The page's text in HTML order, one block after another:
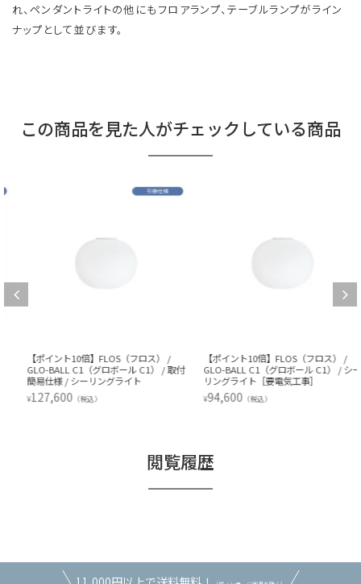
れ、ペンダントライトの他にもフロアランプ、テーブルランプがライン
ナップとして並びます。
この商品を見た人がチェックしている商品
【ポイント10倍】FLOS（フロス） /
GLO-BALL C1（グロボール C1） / 取付
簡易仕様 / シーリングライト
127,600（税込）
【ポイント10倍】FLOS（フロス） /
GLO-BALL C1（グロボール C1） / シー
リングライト［要電気工事］
94,600（税込）
閲覧履歴